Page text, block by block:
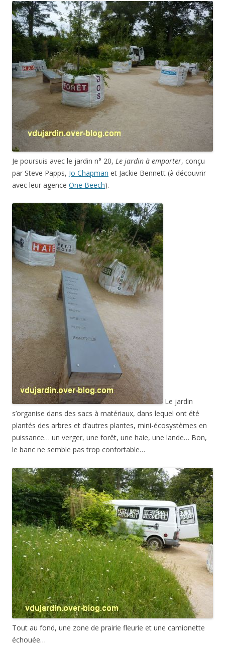
Je poursuis avec le jardin n° 20, Le jardin à emporter, conçu
par Steve Papps, Jo Chapman et Jackie Bennett (à découvrir
avec leur agence One Beech).
Le jardin
s’organise dans des sacs à matériaux, dans lequel ont été
plantés des arbres et d’autres plantes, mini-écosystèmes en
puissance… un verger, une forêt, une haie, une lande… Bon,
le banc ne semble pas trop confortable…
Tout au fond, une zone de prairie fleurie et une camionette
échouée…